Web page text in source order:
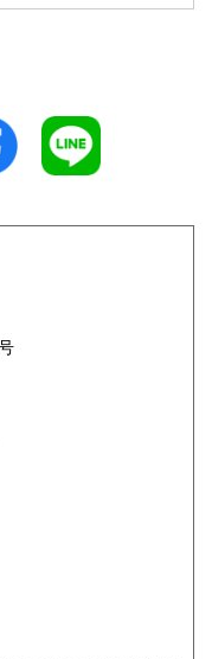
府 700円
美術、絵本・児童